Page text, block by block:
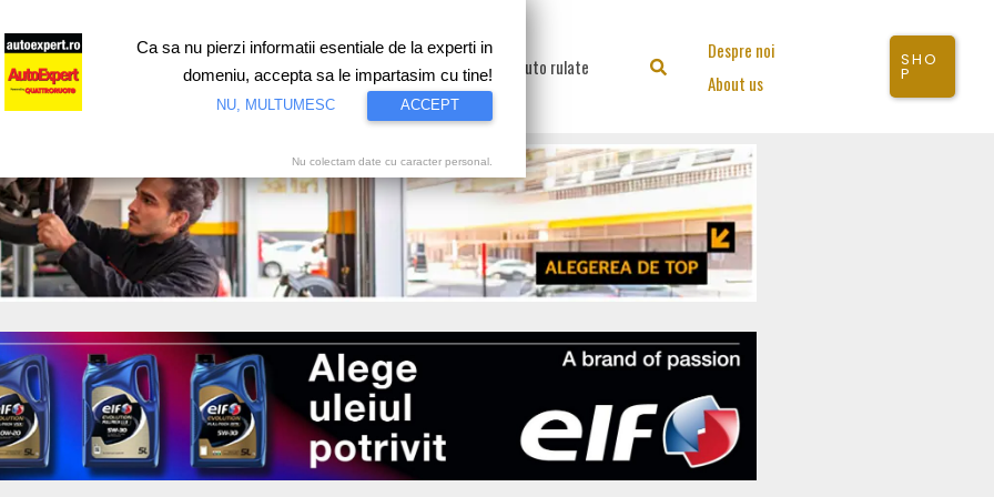
Test drive Motorsport Proiecte speciale Video Auto rulate Search
Despre noi
About us
SHO
P
Ca sa nu pierzi informatii esentiale de la experti in
domeniu, accepta sa le impartasim cu tine!
NU, MULTUMESC ACCEPT
Nu colectam date cu caracter personal.